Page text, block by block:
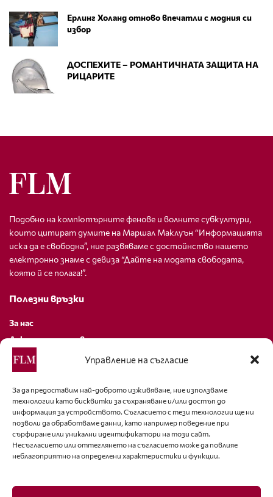
Управление на съгласие
За да предоставим най-доброто изживяване, ние използваме
технологии като бисквитки за съхраняване и/или достъп до
информация за устройството. Съгласието с тези технологии ще ни
позволи да обработваме данни, като например поведение при
сърфиране или уникални идентификатори на този сайт.
Несъгласието или оттеглянето на съгласието може да повлияе
неблагоприятно на определени характеристики и функции.
Ерлинг Холанд отново впечатли с модния си
избор
ДОСПЕХИТЕ – РОМАНТИЧНАТА ЗАЩИТА НА
РИЦАРИТЕ
Подобно на компютърните фенове и волните субкултури,
които цитират думите на Маршал Маклуън “Информацията
иска да е свободна”, ние развяваме с достойнство нашето
електронно знаме с девиза “Дайте на модата свободата,
която й се полага!”.
Полезни връзки
За нас
Декларация за поверителност
Политика за бисквитки
За контакти
editor@fashion-lifestyle.net
+359 88 227 33 47
Последвайте ни
Facebook